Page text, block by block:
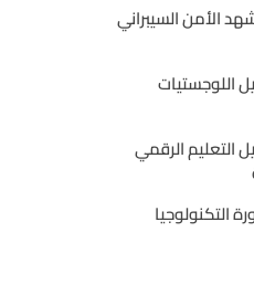
الأمن السيبراني
اللوجستيات
التعليم الرقمي
التكنولوجيا